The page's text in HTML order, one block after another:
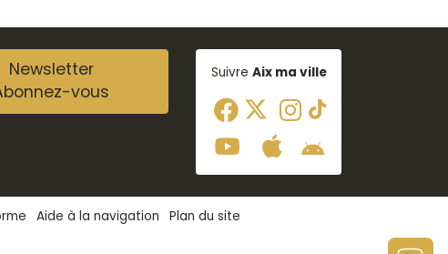
Newsletter
vous
Suivre Aix ma ville
Aide à la navigation Plan du site